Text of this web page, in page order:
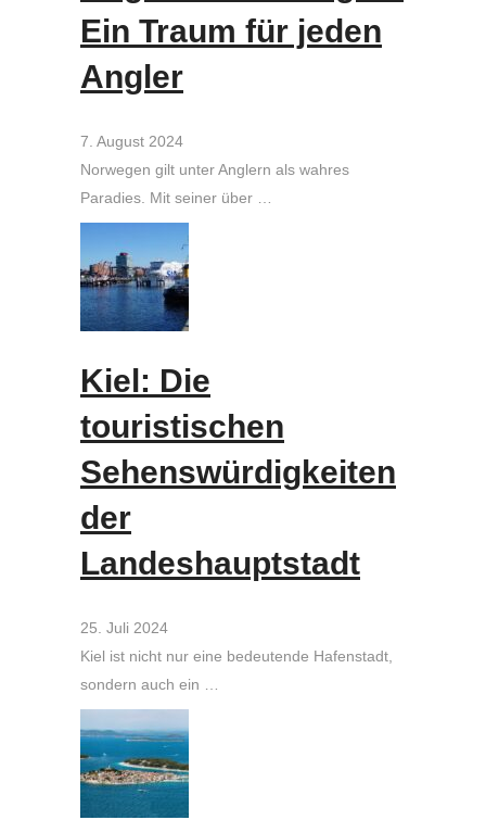
Ein Traum für jeden
Angler
7. August 2024
Norwegen gilt unter Anglern als wahres
Paradies. Mit seiner über …
Kiel: Die
touristischen
Sehenswürdigkeiten
der
Landeshauptstadt
25. Juli 2024
Kiel ist nicht nur eine bedeutende Hafenstadt,
sondern auch ein …